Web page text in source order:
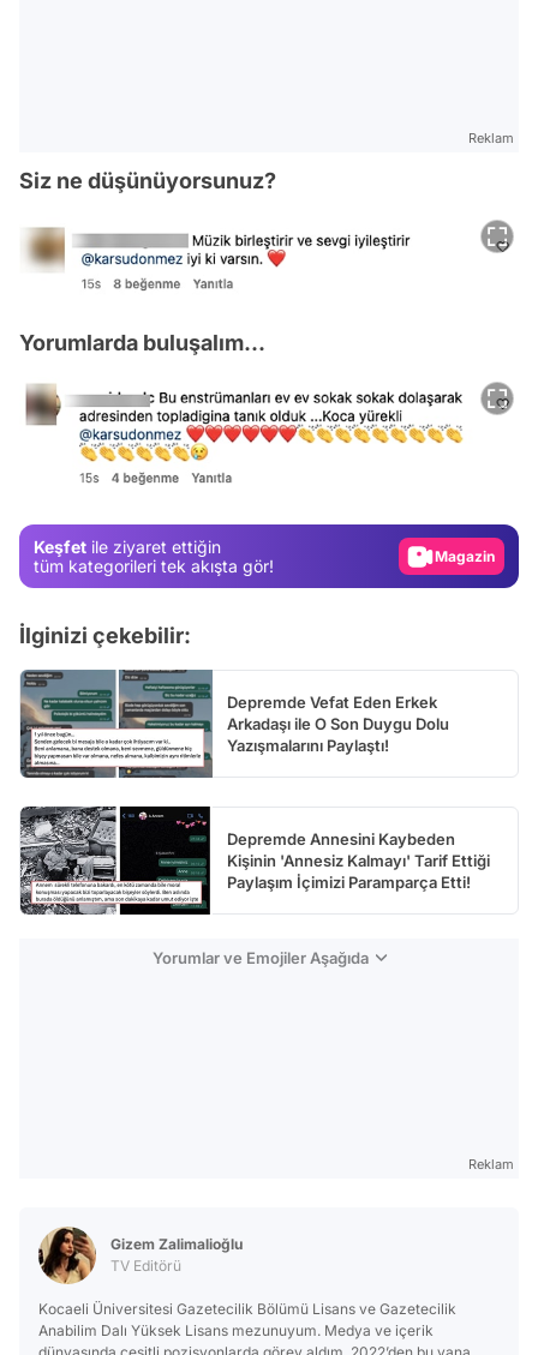
Reklam
Siz ne düşünüyorsunuz?
Yorumlarda buluşalım...
Keşfet ile ziyaret ettiğin
tüm kategorileri tek akışta gör!
Video
Video
İlginizi çekebilir:
Depremde Vefat Eden Erkek
Arkadaşı ile O Son Duygu Dolu
Yazışmalarını Paylaştı!
Depremde Annesini Kaybeden
Kişinin 'Annesiz Kalmayı' Tarif Ettiği
Paylaşım İçimizi Paramparça Etti!
Yorumlar ve Emojiler Aşağıda
Reklam
Gizem Zalimalioğlu
TV Editörü
Kocaeli Üniversitesi Gazetecilik Bölümü Lisans ve Gazetecilik
Anabilim Dalı Yüksek Lisans mezunuyum. Medya ve içerik